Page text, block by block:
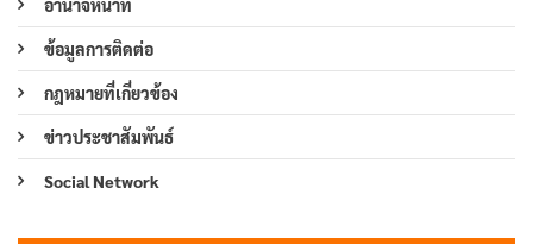
อำนาจหน้าที่
ข้อมูลการติดต่อ
กฎหมายที่เกี่ยวข้อง
ข่าวประชาสัมพันธ์
Social Network